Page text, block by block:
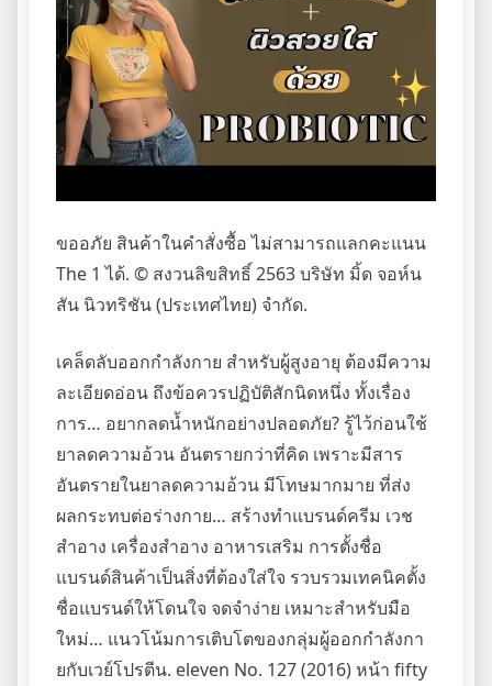
ขออภัย สินค้าในคำสั่งซื้อ ไม่สามารถแลกคะแนน
The 1 ได้. © สงวนลิขสิทธิ์ 2563 บริษัท มิ้ด จอห์น
สัน นิวทริชัน (ประเทศไทย) จำกัด.
เคล็ดลับออกกำลังกาย สำหรับผู้สูงอายุ ต้องมีความ
ละเอียดอ่อน ถึงข้อควรปฏิบัติสักนิดหนึ่ง ทั้งเรื่อง
การ… อยากลดน้ำหนักอย่างปลอดภัย? รู้ไว้ก่อนใช้
ยาลดความอ้วน อันตรายกว่าที่คิด เพราะมีสาร
อันตรายในยาลดความอ้วน มีโทษมากมาย ที่ส่ง
ผลกระทบต่อร่างกาย… สร้างทำแบรนด์ครีม เวช
สำอาง เครื่องสำอาง อาหารเสริม การตั้งชื่อ
แบรนด์สินค้าเป็นสิ่งที่ต้องใส่ใจ รวบรวมเทคนิคตั้ง
ชื่อแบรนด์ให้โดนใจ จดจำง่าย เหมาะสำหรับมือ
ใหม่… แนวโน้มการเติบโตของกลุ่มผู้ออกกำลังกา
ยกับเวย์โปรตีน. eleven No. 127 (2016) หน้า fifty